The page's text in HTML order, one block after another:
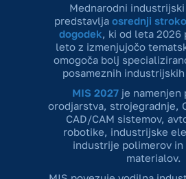
Mednarodni
predstavlja osrednji
dogodek, ki od leta 2026
leto z izmenjujočo
omogoča bolj
posameznih
MIS 2027je namenjen
orodjarstva, strojegradnje,
CAD/CAM sistemov,
robotike, industrijske
industrije polimerov in
materialov.